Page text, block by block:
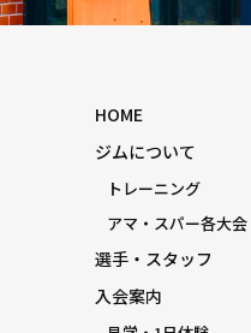
HOME
ジムについて
トレーニング
アマ・スパー各大
選手・スタッフ
入会案内